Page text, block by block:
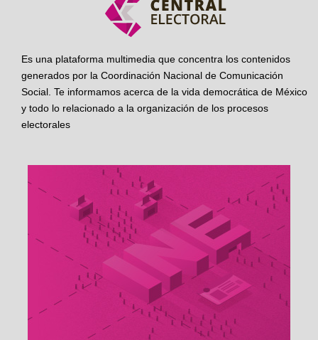
Es una plataforma multimedia que concentra los contenidos
generados por la Coordinación Nacional de Comunicación
Social. Te informamos acerca de la vida democrática de México
y todo lo relacionado a la organización de los procesos
electorales